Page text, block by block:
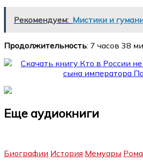
Рекомендуем: Мистики и
Продолжительность: 7 часов 38
Еще аудиокниги
Биографии История Мемуары